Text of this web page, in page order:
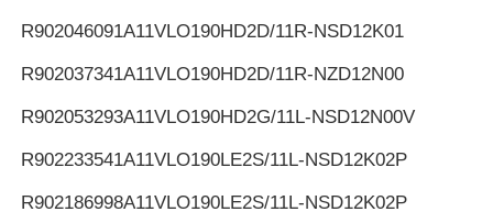
R902046091A11VLO190HD2D/11R-NSD12K01
R902037341A11VLO190HD2D/11R-NZD12N00
R902053293A11VLO190HD2G/11L-NSD12N00V
R902233541A11VLO190LE2S/11L-NSD12K02P
R902186998A11VLO190LE2S/11L-NSD12K02P